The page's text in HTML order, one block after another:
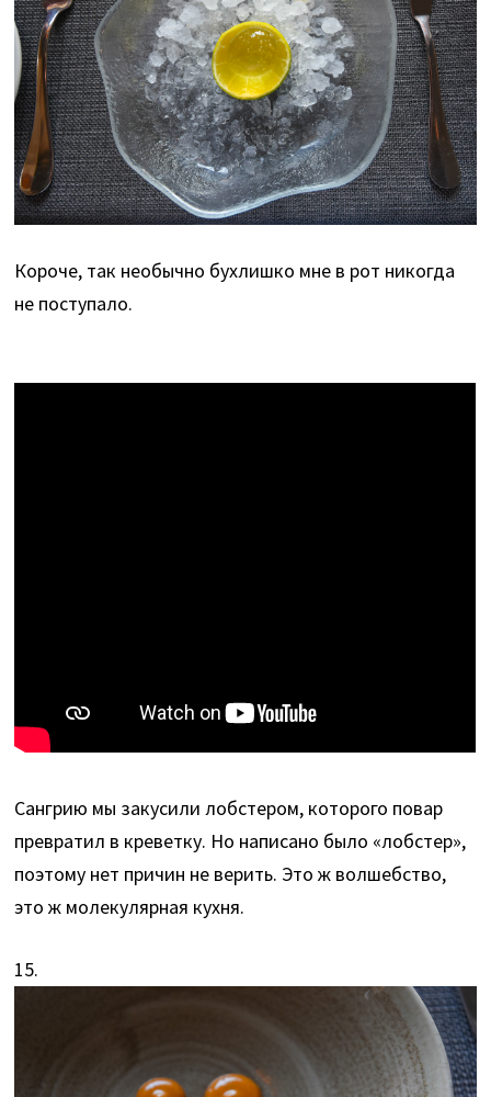
Короче, так необычно бухлишко мне в рот никогда
не поступало.
Сангрию мы закусили лобстером, которого повар
превратил в креветку. Но написано было «лобстер»,
поэтому нет причин не верить. Это ж волшебство,
это ж молекулярная кухня.
15.